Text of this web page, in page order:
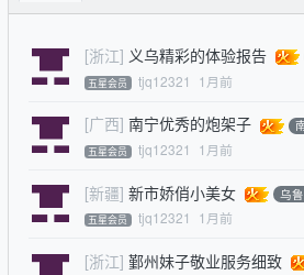
[浙江] 义乌精彩的体验报告
五星会员 tjq12321 1月前
[广西] 南宁优秀的炮架子
五星会员 tjq12321 1月前
[新疆] 新市娇俏小美女 乌
五星会员 tjq12321 1月前
[浙江] 鄞州妹子敬业服务细致